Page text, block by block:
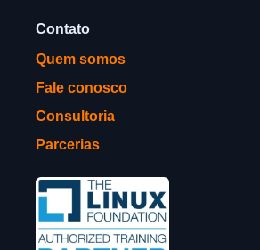
Contato
Quem somos
Fale conosco
Consultoria
Parcerias